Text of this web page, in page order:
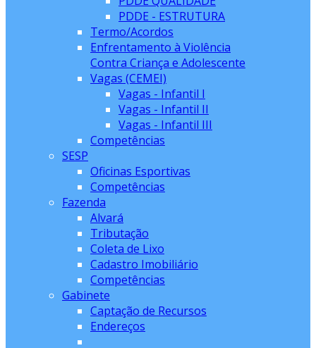
PDDE - ESTRUTURA
Termo/Acordos
Enfrentamento à Violência
Contra Criança e Adolescente
Vagas (CEMEI)
Vagas - Infantil I
Vagas - Infantil II
Vagas - Infantil III
Competências
SESP
Oficinas Esportivas
Competências
Fazenda
Alvará
Tributação
Coleta de Lixo
Cadastro Imobiliário
Competências
Gabinete
Captação de Recursos
Endereços